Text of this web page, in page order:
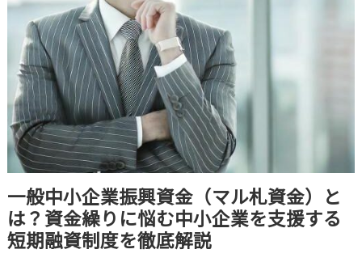
一般中小企業振興資金（マル札資金）と
は？資金繰りに悩む中小企業を支援する
短期融資制度を徹底解説